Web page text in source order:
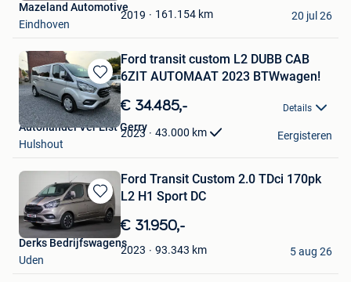
Favorieten
2019 161.154 km
Mazeland Automotive
Eindhoven
20 jul 26
Bewaren
in
Mijn
Favorieten
Ford transit custom L2 DUBB CAB
6ZIT AUTOMAAT 2023 BTWwagen!
€ 34.485,- Details
2023 43.000 km
Autohandel Ver Elst Gerry
Hulshout
Eergisteren
Bewaren
in
Mijn
Favorieten
Ford Transit Custom 2.0 TDci 170pk
L2 H1 Sport DC
€ 31.950,-
2023 93.343 km
Derks Bedrijfswagens
Uden
5 aug 26